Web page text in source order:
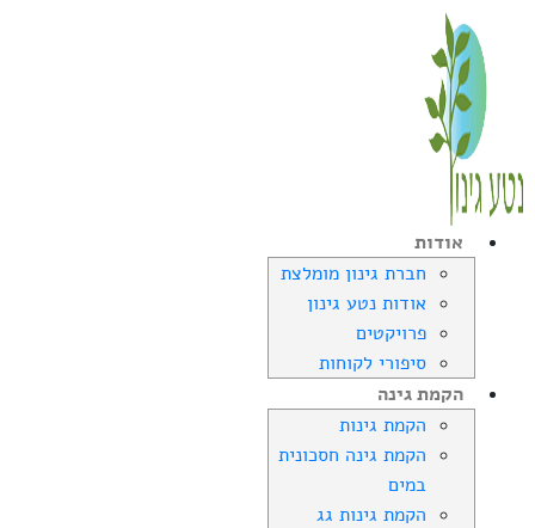
אודות
חברת גינון מומלצת
אודות נטע גינון
פרויקטים
סיפורי לקוחות
הקמת גינה
הקמת גינות
הקמת גינה חסכונית
במים
הקמת גינות גג